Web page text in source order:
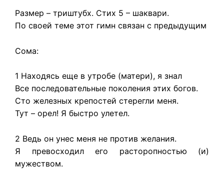
Размер – триштубх. Стих 5 – шаквари.
По своей теме этот гимн связан с предыдущим
Сома:
1 Находясь еще в утробе (матери), я знал
Все последовательные поколения этих богов.
Сто железных крепостей стерегли меня.
Тут – орел! Я быстро улетел.
2 Ведь он унес меня не против желания.
Я превосходил его расторопностью (и)
мужеством.